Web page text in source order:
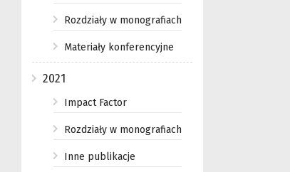
Rozdziały w monografiach
Materiały konferencyjne
2021
Impact Factor
Rozdziały w monografiach
Inne publikacje